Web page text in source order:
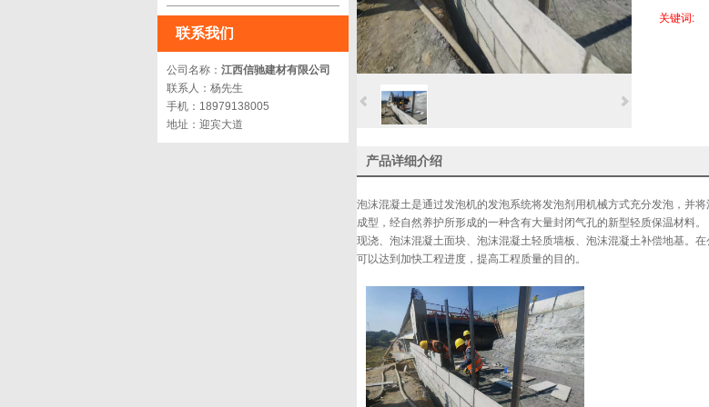
关键词:
产品详细介绍
泡沫混凝土是通过发泡机的发泡系统将发泡剂用机械方式充分发泡，并
成型，经自然养护所形成的一种含有大量封闭气孔的新型轻质保温材料
现浇、泡沫混凝土面块、泡沫混凝土轻质墙板、泡沫混凝土补偿地基。
可以达到加快工程进度，提高工程质量的目的。
联系我们
公司名称： 江西信驰建材有限公司
联系人：杨先生
手机：18979138005
地址：迎宾大道